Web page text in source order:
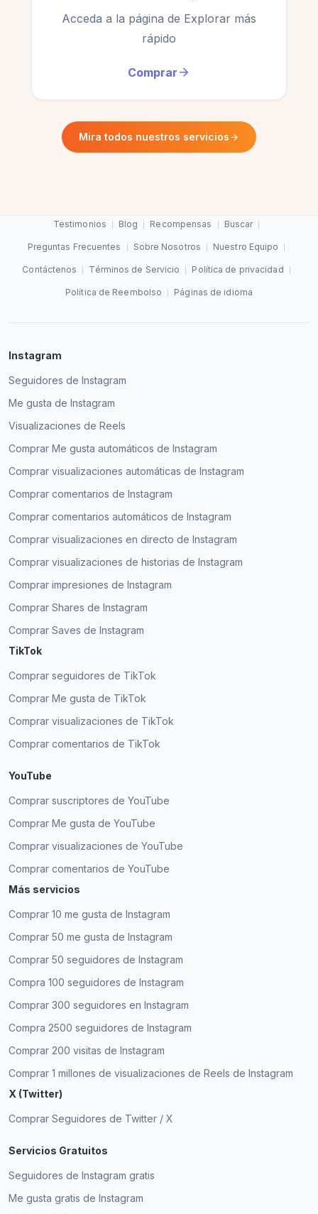
Acceda a la página de Explorar más
rápido
Comprar
Mira todos nuestros servicios
Testimonios Blog Recompensas Buscar
Preguntas Frecuentes Sobre Nosotros Nuestro Equipo
Contáctenos Términos de Servicio Política de privacidad
Política de Reembolso Páginas de idioma
Instagram
Seguidores de Instagram
Me gusta de Instagram
Visualizaciones de Reels
Comprar Me gusta automáticos de Instagram
Comprar visualizaciones automáticas de Instagram
Comprar comentarios de Instagram
Comprar comentarios automáticos de Instagram
Comprar visualizaciones en directo de Instagram
Comprar visualizaciones de historias de Instagram
Comprar impresiones de Instagram
Comprar Shares de Instagram
Comprar Saves de Instagram
TikTok
Comprar seguidores de TikTok
Comprar Me gusta de TikTok
Comprar visualizaciones de TikTok
Comprar comentarios de TikTok
YouTube
Comprar suscriptores de YouTube
Comprar Me gusta de YouTube
Comprar visualizaciones de YouTube
Comprar comentarios de YouTube
Más servicios
Comprar 10 me gusta de Instagram
Comprar 50 me gusta de Instagram
Comprar 50 seguidores de Instagram
Compra 100 seguidores de Instagram
Comprar 300 seguidores en Instagram
Compra 2500 seguidores de Instagram
Comprar 200 visitas de Instagram
Comprar 1 millones de visualizaciones de Reels de Instagram
X (Twitter)
Comprar Seguidores de Twitter / X
Servicios Gratuitos
Seguidores de Instagram gratis
Me gusta gratis de Instagram